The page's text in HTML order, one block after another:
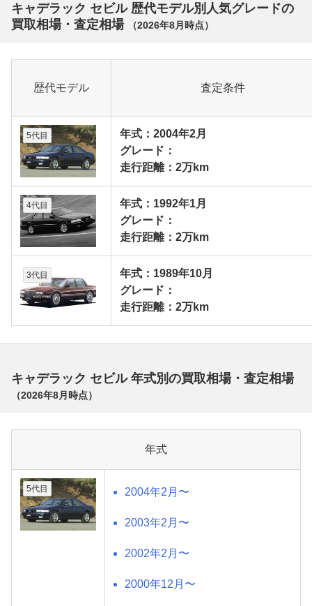
キャデラック セビル 歴代モデル別人気グレードの
買取相場・査定相場
（2026年8月 時点）
歴代モデル 査定条件
5代目
年式：2004年2月
グレード：
走行距離：2万km
4代目
年式：1992年1月
グレード：
走行距離：2万km
3代目
年式：1989年10月
グレード：
走行距離：2万km
キャデラック セビル 年式別の買取相場・査定相場
（2026年8月 時点）
年式
5代目 2004年2月〜
2003年2月〜
2002年2月〜
2000年12月〜